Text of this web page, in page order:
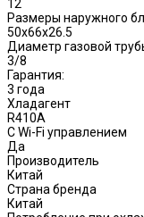
12
Размеры наружного
50х66х26.5
Диаметр газовой
3/8
Гарантия:
3 года
Хладагент
R410A
С Wi-Fi управлением
Да
Производитель
Китай
Страна бренда
Китай